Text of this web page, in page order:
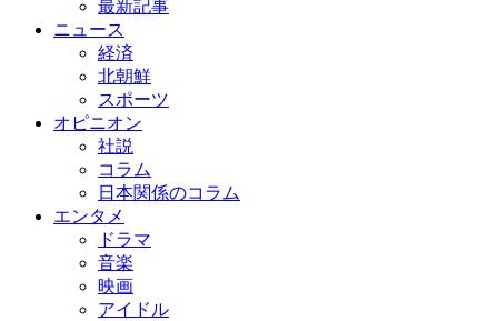
最新記事
ニュース
経済
北朝鮮
スポーツ
オピニオン
社説
コラム
日本関係のコラム
エンタメ
ドラマ
音楽
映画
アイドル